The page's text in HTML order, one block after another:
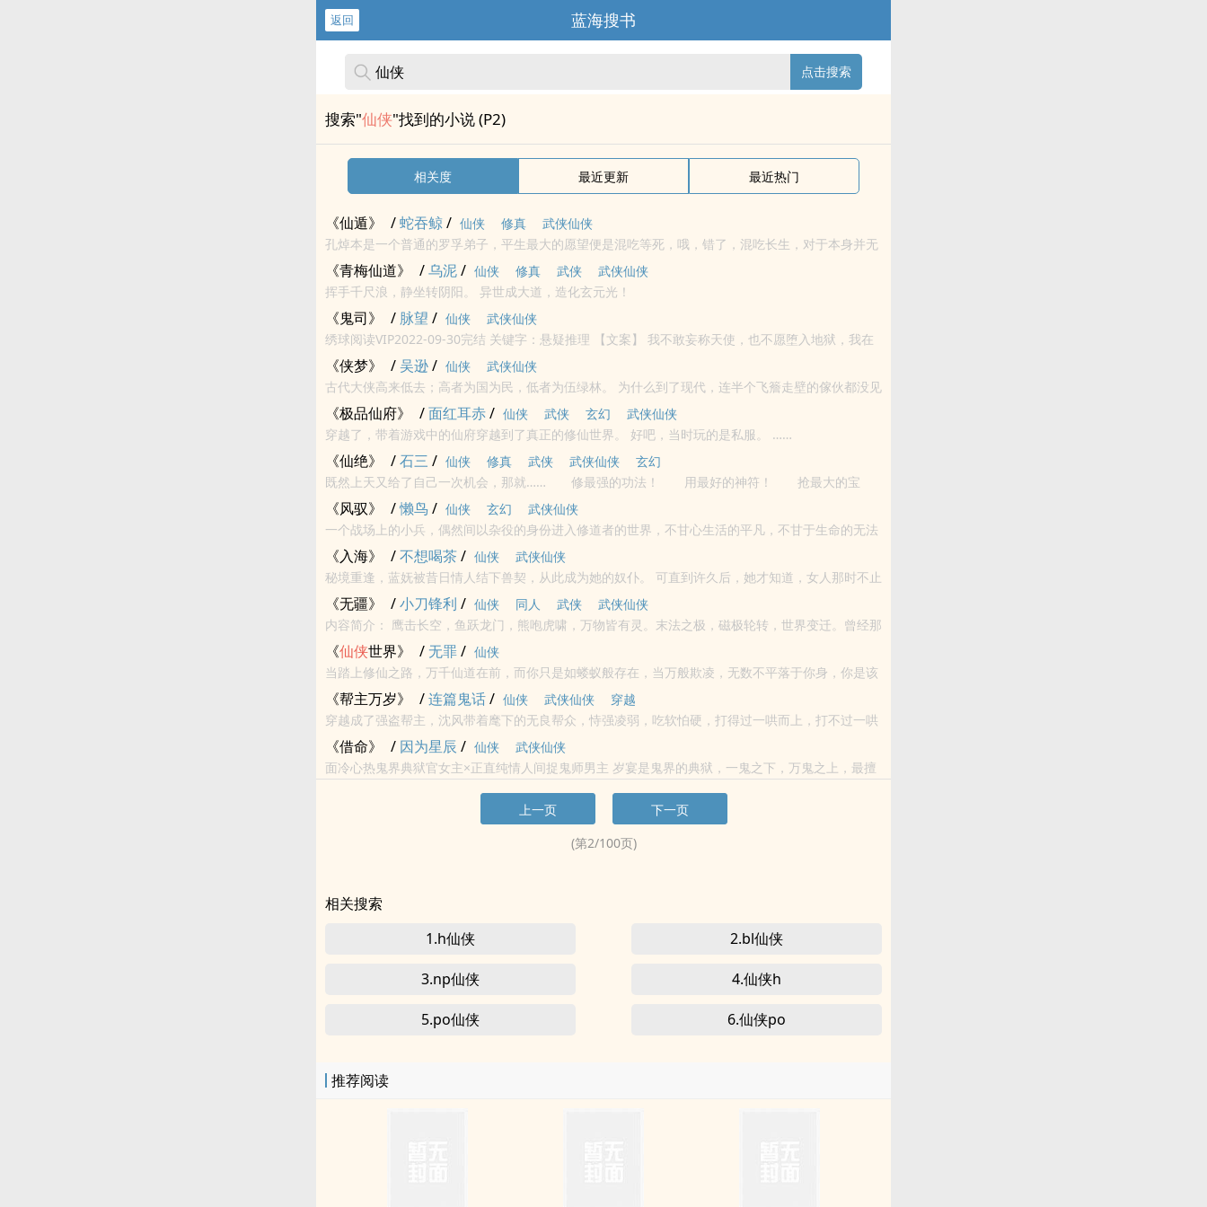
返回 蓝海搜书
点击搜索
搜索"仙侠"找到的小说 (P2)
相关度 最近更新 最近热门
《仙遁》 /蛇吞鲸/ 仙侠 修真
武侠仙侠
孔焯本是一个普通的罗孚弟子，平生最大的愿望便是混吃等死，哦，错了，混吃长生，对于本身并无
太高的要求，岂料一次下山祭祖便得了早已绝传了数万年的正宗巫族修行法...
《青梅仙道》 /乌泥/ 仙侠 修真 武侠
武侠仙侠
挥手千尺浪，静坐转阴阳。 异世成大道，造化玄元光！
《鬼司》 / 脉望 / 仙侠
武侠仙侠
绣球阅读VIP2022-09-30完结 关键字：悬疑推理 【文案】 我不敢妄称天使，也不愿堕入地狱，我在
《侠梦》 /吴逊/ 仙侠
武侠仙侠
古代大侠高来低去；高者为国为民，低者为伍绿林。 为什么到了现代，连半个飞簷走壁的傢伙都没见
着影？ 为什么武功变成了武术？ 这世界，不需要侠客了吗？
《极品仙府》 /面红耳赤/ 仙侠 武侠 玄幻
武侠仙侠
穿越了，带着游戏中的仙府穿越到了真正的修仙世界。 好吧，当时玩的是私服。 ……
《仙绝》 /石三 / 仙侠 修真 武侠 武侠仙侠
玄幻
既然上天又给了自己一次机会，那就…… 修最强的功法！ 用最好的神符！ 抢最大的宝
藏！ 会最美的佳人！ 把一切正道天才都踩在脚下，否则怎么能体现出...
《风驭》 /懒鸟/ 仙侠 玄幻
武侠仙侠
一个战场上的小兵，偶然间以杂役的身份进入修道者的世界，不甘心生活的平凡，不甘于生命的无法
掌控，任他荆棘重重，我自驭风乘龙，剑啸天下！
《入海》 /不想喝茶/ 仙侠
武侠仙侠
秘境重逢，蓝妩被昔日情人结下兽契，从此成为她的奴仆。 可直到许久后，她才知道，女人那时不止
结下了兽契，还结下了与她同生共死的生死契。
《无疆》 /小刀锋利 / 仙侠 同人 武侠
武侠仙侠
内容简介： 鹰击长空，鱼跃龙门，熊咆虎啸，万物皆有灵。末法之极，磁极轮转，世界变迁。曾经那
《仙侠世界》 /无罪/ 仙侠
当踏上修仙之路，万千仙道在前，而你只是如蝼蚁般存在，当万般欺凌，无数不平落于你身，你是该
隐忍，还是该奋起而争，不惧生死？
《帮主万岁》 /连篇鬼话/ 仙侠 武侠仙侠
穿越
穿越成了强盗帮主，沈风带着麾下的无良帮众，恃强凌弱，吃软怕硬，打得过一哄而上，打不过一哄
而散，小人报仇，落井下石！
《借命》 / 因为星辰 / 仙侠
武侠仙侠
面冷心热鬼界典狱官女主×正直纯情人间捉鬼师男主 岁宴是鬼界的典狱，一鬼之下，万鬼之上，最擅
长的是捉拿出逃的恶鬼。 某次捉拿趁机溜出鬼界的恶鬼时，她遇见了一个奇奇怪怪的捉鬼师。 ...
上一页
下一页
(第2/100页)
相关搜索
1.h仙侠
2.bl仙侠
3.np仙侠 4.仙侠h
5.po仙侠 6.仙侠po
推荐阅读